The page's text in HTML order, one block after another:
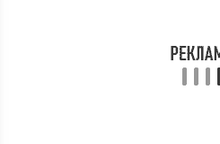
Выполнить вход в аккаунт
сеть Одноклассники. Для